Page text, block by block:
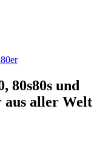
80er
80s80s und
aus aller Welt